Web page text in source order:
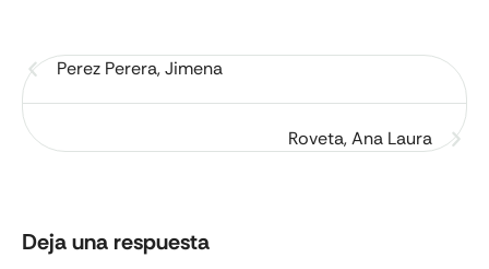
Perez Perera, Jimena
Roveta, Ana Laura
Deja una respuesta